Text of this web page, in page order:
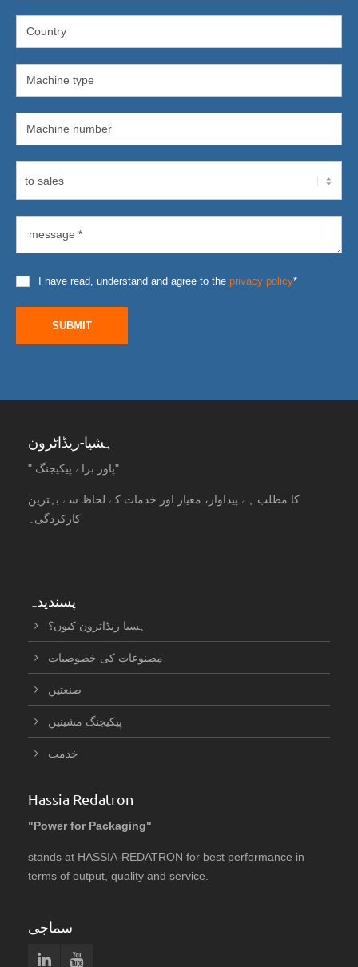
I have read, understand and agree to the privacy policy*
SUBMIT
ہشیا-ریڈاٹرون
" پاور براے پیکیجنگ"
کا مطلب ہے پیداوار، معیار اور خدمات کے لحاظ سے بہترین
کارکردگی۔
پسندیدہ
ہسیا ریڈاترون کیوں؟
مصنوعات کی خصوصیات
صنعتیں
پیکیجنگ مشینیں
خدمت
Hassia Redatron
"Power for Packaging"
stands at HASSIA-REDATRON for best performance in
terms of output, quality and service.
سماجی